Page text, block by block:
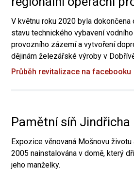
V květnu roku 2020 byla dokončena
stavu technického vybavení
provozního zázemí a vytvoření
dějinám železářské výroby v
Průběh revitalizace na facebooku
Pamětní síň Jindřicha
Expozice věnovaná Mošnovu
2005 nainstalována v domě, který
jeho manželky.